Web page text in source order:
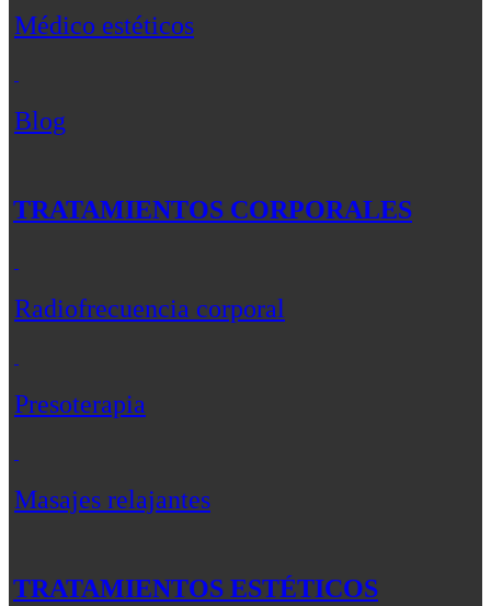
Médico estéticos
Blog
TRATAMIENTOS CORPORALES
Radiofrecuencia corporal
Presoterapia
Masajes relajantes
TRATAMIENTOS ESTÉTICOS